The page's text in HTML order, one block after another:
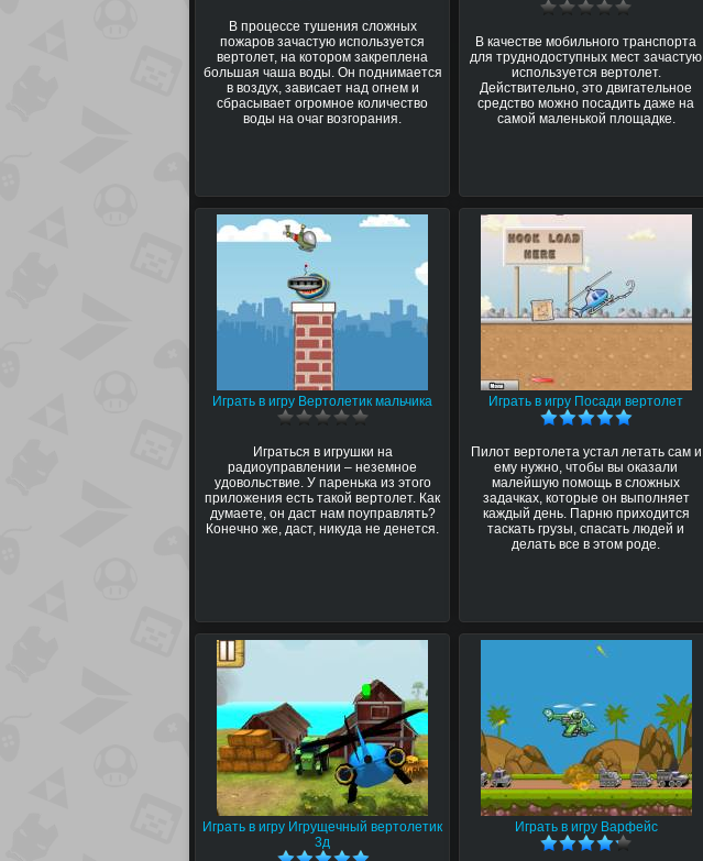
В процессе тушения сложных
пожаров зачастую используется
вертолет, на котором закреплена
большая чаша воды. Он поднимается
в воздух, зависает над огнем и
сбрасывает огромное количество
воды на очаг возгорания.
В качестве мобильного транспорта
для труднодоступных мест зачастую
используется вертолет.
Действительно, это двигательное
средство можно посадить даже на
самой маленькой площадке.
Играть в игру Вертолетик мальчика
Играться в игрушки на
радиоуправлении – неземное
удовольствие. У паренька из этого
приложения есть такой вертолет. Как
думаете, он даст нам поуправлять?
Конечно же, даст, никуда не денется.
Играть в игру Посади вертолет
Пилот вертолета устал летать сам и
ему нужно, чтобы вы оказали
малейшую помощь в сложных
задачках, которые он выполняет
каждый день. Парню приходится
таскать грузы, спасать людей и
делать все в этом роде.
Играть в игру Игрущечный вертолетик
3д
Играть в игру Варфейс